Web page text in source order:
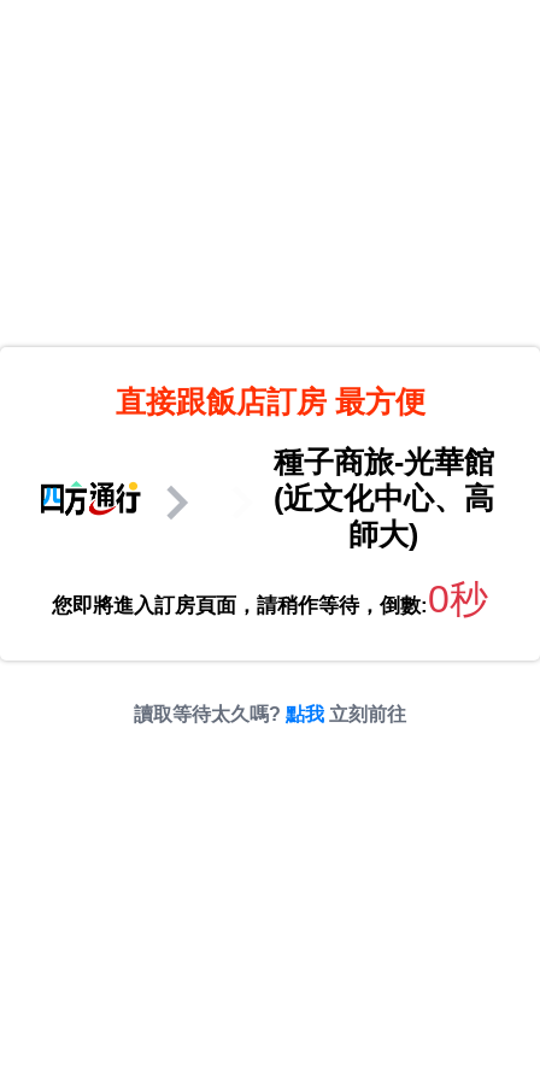
直接跟飯店訂房 最方便
種子商旅-光華館
(近文化中心、高
師大)
您即將進入訂房頁面，請稍作等待，倒數:0秒
讀取等待太久嗎? 點我 立刻前往